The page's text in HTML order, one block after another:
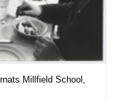
Millfield School,